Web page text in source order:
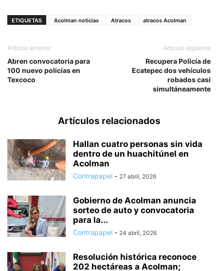
ETIQUETAS Acolman noticias Atracos atracos Acolman
Artículo anterior
Abren convocatoria para
100 nuevo policías en
Texcoco
Artículo siguiente
Recupera Policía de
Ecatepec dos vehículos
robados casi
simultáneamente
Artículos relacionados
Hallan cuatro personas sin vida
dentro de un huachitúnel en
Acolman
Contrapapel - 27 abril, 2026
Gobierno de Acolman anuncia
sorteo de auto y convocatoria
para la...
Contrapapel - 24 abril, 2026
Resolución histórica reconoce
202 hectáreas a Acolman;